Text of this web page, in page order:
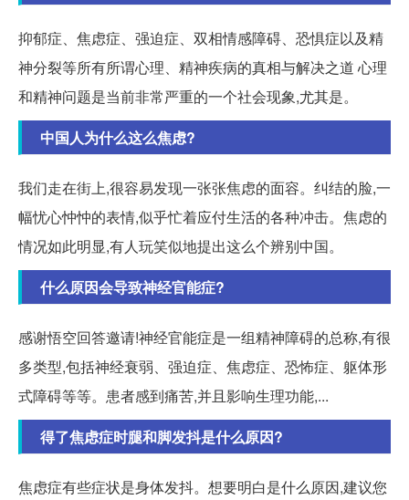
抑郁症、焦虑症、强迫症、双相情感障碍、恐惧症以及精
神分裂等所有所谓心理、精神疾病的真相与解决之道 心理
和精神问题是当前非常严重的一个社会现象,尤其是。
中国人为什么这么焦虑?
我们走在街上,很容易发现一张张焦虑的面容。纠结的脸,一
幅忧心忡忡的表情,似乎忙着应付生活的各种冲击。焦虑的
情况如此明显,有人玩笑似地提出这么个辨别中国。
什么原因会导致神经官能症?
感谢悟空回答邀请!神经官能症是一组精神障碍的总称,有很
多类型,包括神经衰弱、强迫症、焦虑症、恐怖症、躯体形
式障碍等等。患者感到痛苦,并且影响生理功能,...
得了焦虑症时腿和脚发抖是什么原因?
焦虑症有些症状是身体发抖。想要明白是什么原因,建议您